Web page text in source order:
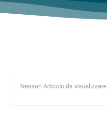
Nessun Articolo da visualizzare